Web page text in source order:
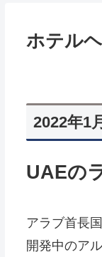
ホテル
2022年1
UAEの
アラブ首長
開発中のア